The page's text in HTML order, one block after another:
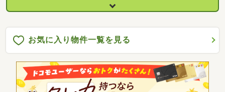
お気に入り物件一覧を見る